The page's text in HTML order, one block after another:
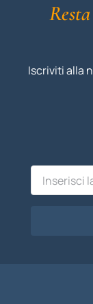
Iscriviti alla